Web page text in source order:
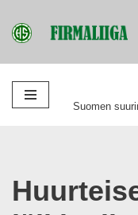
Siirry
Suomen